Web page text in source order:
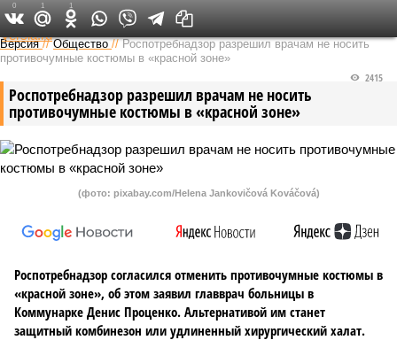
Федеральный выпуск
Версия //Общество //Роспотребнадзор разрешил врачам не носить
противочумные костюмы в «красной зоне»
Роспотребнадзор разрешил врачам не носить
противочумные костюмы в «красной зоне»
2415
(фото: pixabay.com/Helena Jankovičová Kováčová)
Роспотребнадзор согласился отменить противочумные костюмы в
«красной зоне», об этом заявил главврач больницы в
Коммунарке Денис Проценко. Альтернативой им станет
защитный комбинезон или удлиненный хирургический халат.
0 1 1